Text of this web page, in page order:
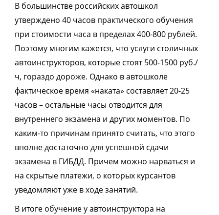
В большинстве российских автошкол
утверждено 40 часов практического обучения
при стоимости часа в пределах 400-800 рублей.
Поэтому многим кажется, что услуги столичных
автоинструкторов, которые стоят 500-1500 руб./
ч, гораздо дороже. Однако в автошколе
фактическое время «наката» составляет 20-25
часов – остальные часы отводится для
внутреннего экзамена и других моментов. По
каким-то причинам принято считать, что этого
вполне достаточно для успешной сдачи
экзамена в ГИБДД. Причем можно нарваться и
на скрытые платежи, о которых курсантов
уведомляют уже в ходе занятий.
В итоге обучение у автоинструктора на